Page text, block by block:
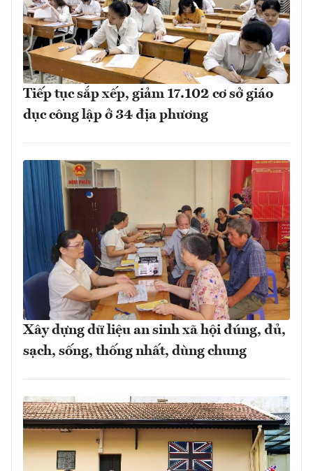
Tiếp tục sắp xếp, giảm 17.102 cơ sở giáo
dục công lập ở 34 địa phương
Xây dựng dữ liệu an sinh xã hội đúng, đủ,
sạch, sống, thống nhất, dùng chung